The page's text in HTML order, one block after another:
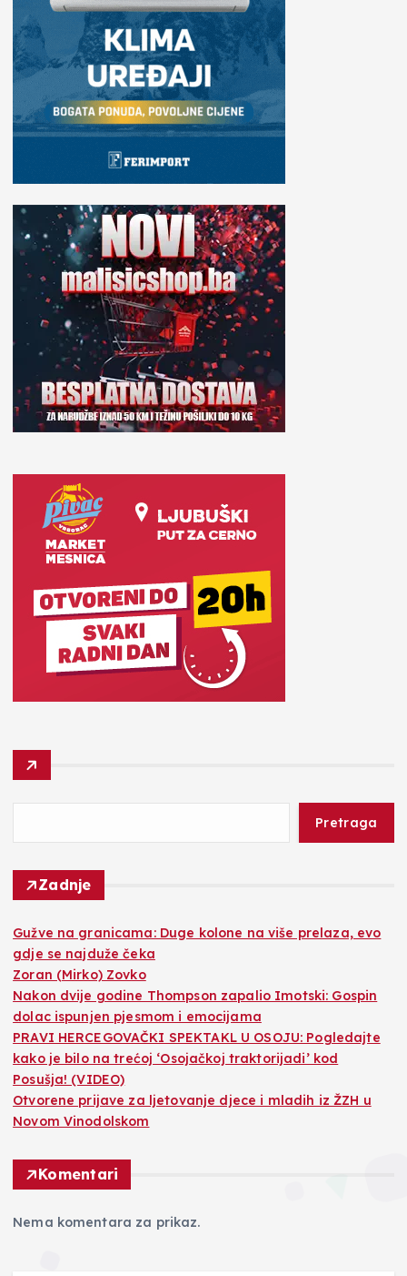
Pretraga
Zadnje
Gužve na granicama: Duge kolone na više prelaza, evo
gdje se najduže čeka
Zoran (Mirko) Zovko
Nakon dvije godine Thompson zapalio Imotski: Gospin
dolac ispunjen pjesmom i emocijama
PRAVI HERCEGOVAČKI SPEKTAKL U OSOJU: Pogledajte
kako je bilo na trećoj ‘Osojačkoj traktorijadi’ kod
Posušja! (VIDEO)
Otvorene prijave za ljetovanje djece i mladih iz ŽZH u
Novom Vinodolskom
Komentari
Nema komentara za prikaz.